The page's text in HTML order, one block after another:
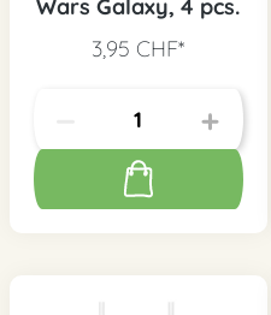
Wars Galaxy, 4 pcs.
3,95 CHF*